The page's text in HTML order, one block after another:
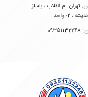
م انقلاب ، پاساژ